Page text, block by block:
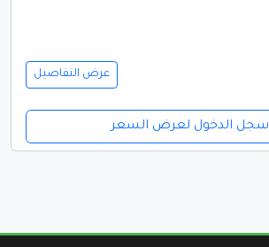
عرض التفاصيل
سجل الدخول لعرض السعر